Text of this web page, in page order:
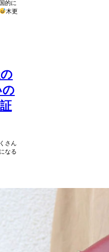
的に
木更
さん
なる